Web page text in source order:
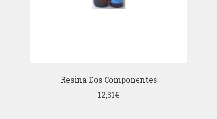
Resina Dos Componentes
12,31€